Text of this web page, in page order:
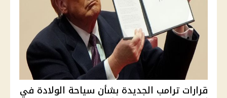
قرارات ترامب الجديدة بشأن سياحة الولادة في